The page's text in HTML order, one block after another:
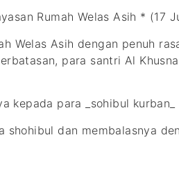
Rumah Welas Asih * (17
Welas Asih dengan penuh
para santri Al
kepada para _sohibul
dan membalasnya